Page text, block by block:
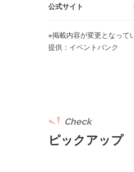
公式サイト
※掲載内容が変更となって
提供：イベントバンク
ピックアップ
Check